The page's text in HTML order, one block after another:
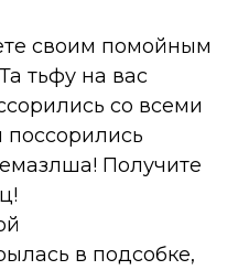
своим помойным
тьфу на вас
со всеми
Получите
в подсобке,